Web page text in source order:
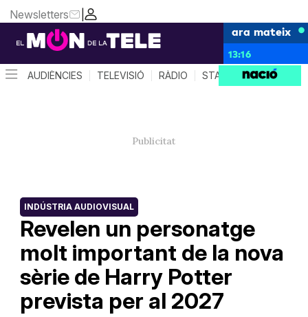
|
Newsletters
ara mateix
13:16
AUDIÈNCIES TELEVISIÓ RÀDIO STAR SYSTEM
Revelen un personatge
molt important de la nova
sèrie de Harry Potter
prevista per al 2027
INDÚSTRIA AUDIOVISUAL